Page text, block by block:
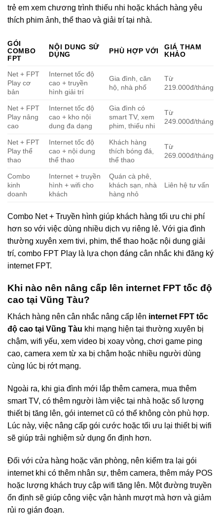
trẻ em xem chương trình thiếu nhi hoặc khách hàng yêu
thích phim ảnh, thể thao và giải trí tại nhà.
GÓI
COMBO
FPT
NỘI DUNG SỬ
DỤNG
PHÙ HỢP VỚI
GIÁ THAM
KHẢO
Net + FPT
Play cơ
bản
Internet tốc độ
cao + truyền
hình giải trí
Gia đình, căn
hộ, nhà phố
Từ
219.000đ/tháng
Net + FPT
Play nâng
cao
Internet tốc độ
cao + kho nội
dung đa dạng
Gia đình có
smart TV, xem
phim, thiếu nhi
Từ
249.000đ/tháng
Net + FPT
Play thể
thao
Internet tốc độ
cao + nội dung
thể thao
Khách hàng
thích bóng đá,
thể thao
Từ
269.000đ/tháng
Combo
kinh
doanh
Internet + truyền
hình + wifi cho
khách
Quán cà phê,
khách sạn, nhà
hàng nhỏ
Liên hệ tư vấn
Combo Net + Truyền hình giúp khách hàng tối ưu chi phí
hơn so với việc dùng nhiều dịch vụ riêng lẻ. Với gia đình
thường xuyên xem tivi, phim, thể thao hoặc nội dung giải
trí, combo FPT Play là lựa chọn đáng cân nhắc khi đăng ký
internet FPT.
Khi nào nên nâng cấp lên internet FPT tốc độ
cao tại Vũng Tàu?
Khách hàng nên cân nhắc nâng cấp lên internet FPT tốc
độ cao tại Vũng Tàu khi mạng hiện tại thường xuyên bị
chậm, wifi yếu, xem video bị xoay vòng, chơi game ping
cao, camera xem từ xa bị chậm hoặc nhiều người dùng
cùng lúc bị rớt mạng.
Ngoài ra, khi gia đình mới lắp thêm camera, mua thêm
smart TV, có thêm người làm việc tại nhà hoặc số lượng
thiết bị tăng lên, gói internet cũ có thể không còn phù hợp.
Lúc này, việc nâng cấp gói cước hoặc tối ưu lại thiết bị wifi
sẽ giúp trải nghiệm sử dụng ổn định hơn.
Đối với cửa hàng hoặc văn phòng, nên kiểm tra lại gói
internet khi có thêm nhân sự, thêm camera, thêm máy POS
hoặc lượng khách truy cập wifi tăng lên. Một đường truyền
ổn định sẽ giúp công việc vận hành mượt mà hơn và giảm
rủi ro gián đoạn.